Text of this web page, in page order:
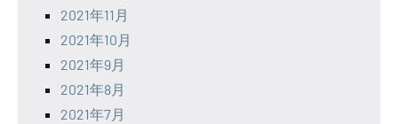
2021年11月
2021年10月
2021年9月
2021年8月
2021年7月